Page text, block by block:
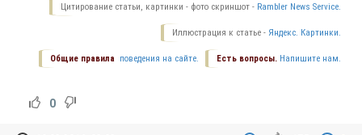
Цитирование статьи, картинки - фото скриншот - Rambler News Service.
Иллюстрация к статье - Яндекс. Картинки.
Есть вопросы. Напишите нам.
Общие правила поведения на сайте.
0